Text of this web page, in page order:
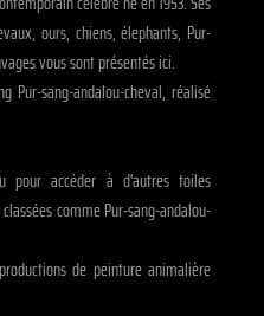
ours, chiens, élephants, Pur-
vous sont présentés ici.
Pur-sang-andalou-cheval, réalisé
pour accéder à d'autres toiles
comme Pur-sang-andalou-
de peinture animalière